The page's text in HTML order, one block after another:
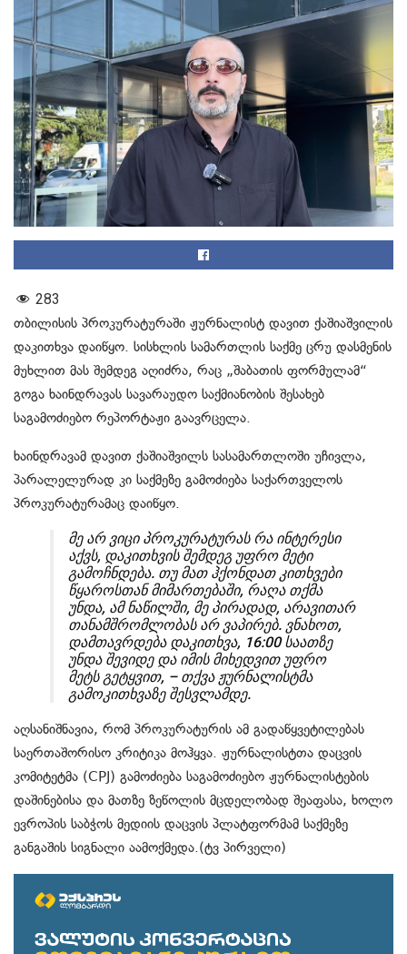
283
თბილისის პროკურატურაში ჟურნალისტ დავით ქაშიაშვილის
დაკითხვა დაიწყო. სისხლის სამართლის საქმე ცრუ დასმენის
მუხლით მას შემდეგ აღიძრა, რაც „შაბათის ფორმულამ“
გოგა ხაინდრავას სავარაუდო საქმიანობის შესახებ
საგამოძიებო რეპორტაჟი გაავრცელა.
ხაინდრავამ დავით ქაშიაშვილს სასამართლოში უჩივლა,
პარალელურად კი საქმეზე გამოძიება საქართველოს
პროკურატურამაც დაიწყო.
მე არ ვიცი პროკურატურას რა ინტერესი
აქვს, დაკითხვის შემდეგ უფრო მეტი
გამოჩნდება. თუ მათ ჰქონდათ კითხვები
წყაროსთან მიმართებაში, რაღა თქმა
უნდა, ამ ნაწილში, მე პირადად, არავითარ
თანამშრომლობას არ ვაპირებ. ვნახოთ,
დამთავრდება დაკითხვა, 16:00 საათზე
უნდა შევიდე და იმის მიხედვით უფრო
მეტს გეტყვით, – თქვა ჟურნალისტმა
გამოკითხვაზე შესვლამდე.
აღსანიშნავია, რომ პროკურატურის ამ გადაწყვეტილებას
საერთაშორისო კრიტიკა მოჰყვა. ჟურნალისტთა დაცვის
კომიტეტმა (CPJ) გამოძიება საგამოძიებო ჟურნალისტების
დაშინებისა და მათზე ზეწოლის მცდელობად შეაფასა, ხოლო
ევროპის საბჭოს მედიის დაცვის პლატფორმამ საქმეზე
განგაშის სიგნალი აამოქმედა.(ტვ პირველი)